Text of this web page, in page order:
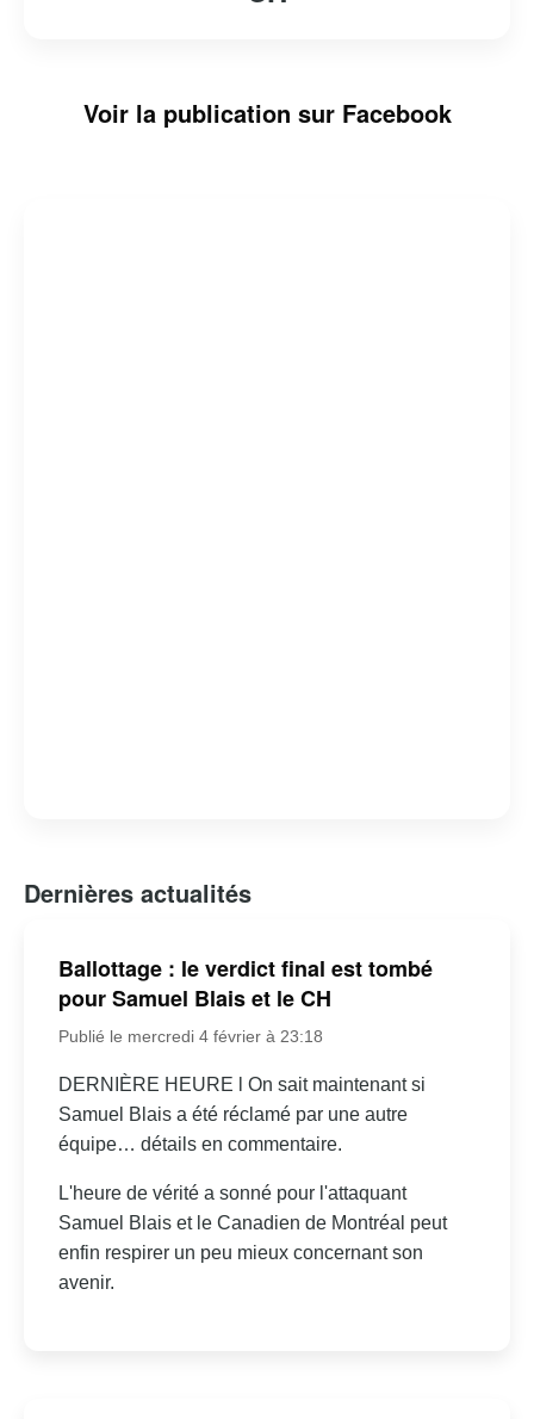
Voir la publication sur Facebook
Dernières actualités
Ballottage : le verdict final est tombé
pour Samuel Blais et le CH
Publié le mercredi 4 février à 23:18
DERNIÈRE HEURE l On sait maintenant si
Samuel Blais a été réclamé par une autre
équipe… détails en commentaire.
L'heure de vérité a sonné pour l'attaquant
Samuel Blais et le Canadien de Montréal peut
enfin respirer un peu mieux concernant son
avenir.